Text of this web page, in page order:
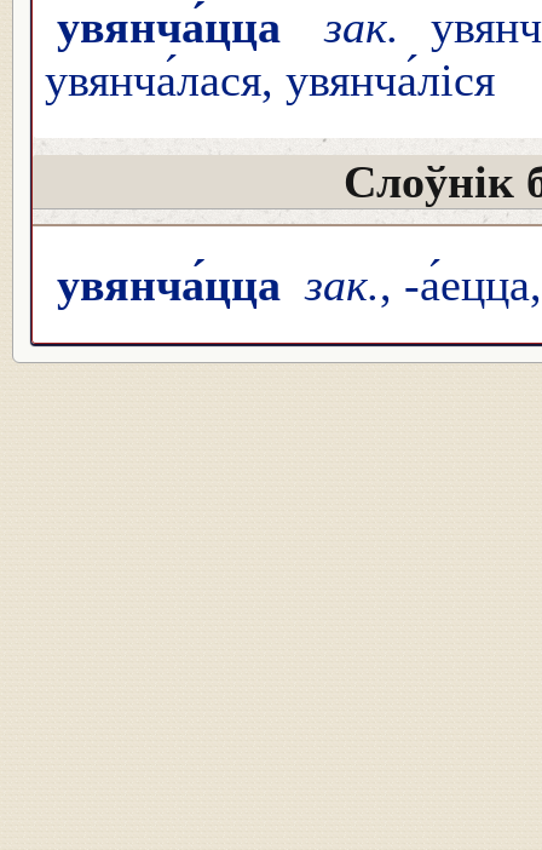
увянча́цца зак.
увянча́лася, увянча́ліся
Слоўнік
увянча́цца зак., -